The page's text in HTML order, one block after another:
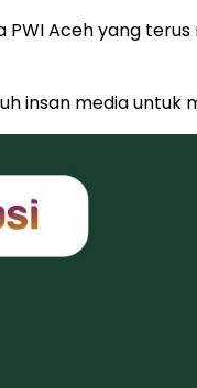
PWI Aceh yang
insan media untuk